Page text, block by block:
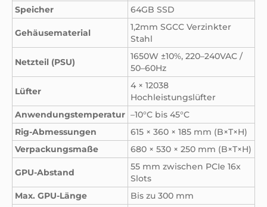
Speicher
64GB SSD
Gehäusematerial
1,2mm SGCC Verzinkter
Stahl
Netzteil (PSU)
1650W ±10%, 220–240VAC /
50–60Hz
Lüfter
4 × 12038
Hochleistungslüfter
Anwendungstemperatur –10°C bis 45°C
Rig-Abmessungen
615 × 360 × 185 mm (B×T×H)
Verpackungsmaße
680 × 530 × 250 mm (B×T×H)
GPU-Abstand
55 mm zwischen PCIe 16x
Slots
Max. GPU-Länge
Bis zu 300 mm